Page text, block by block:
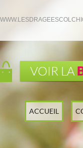
VOIR LA
ACCUEIL